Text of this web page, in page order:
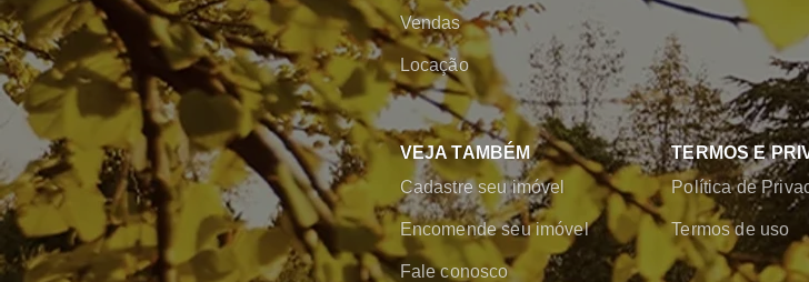
Vendas
Locação
VEJA TAMBÉM
Cadastre seu imóvel
Encomende seu imóvel
Fale conosco
TERMOS E
Política de
Termos de uso